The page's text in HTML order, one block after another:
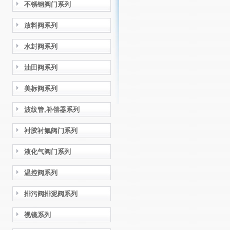
不锈钢阀门系列
放料阀系列
水封阀系列
油田阀系列
美标阀系列
波纹管,补偿器系列
衬胶衬氟阀门系列
液化气阀门系列
温控阀系列
排污阀排泥阀系列
视镜系列